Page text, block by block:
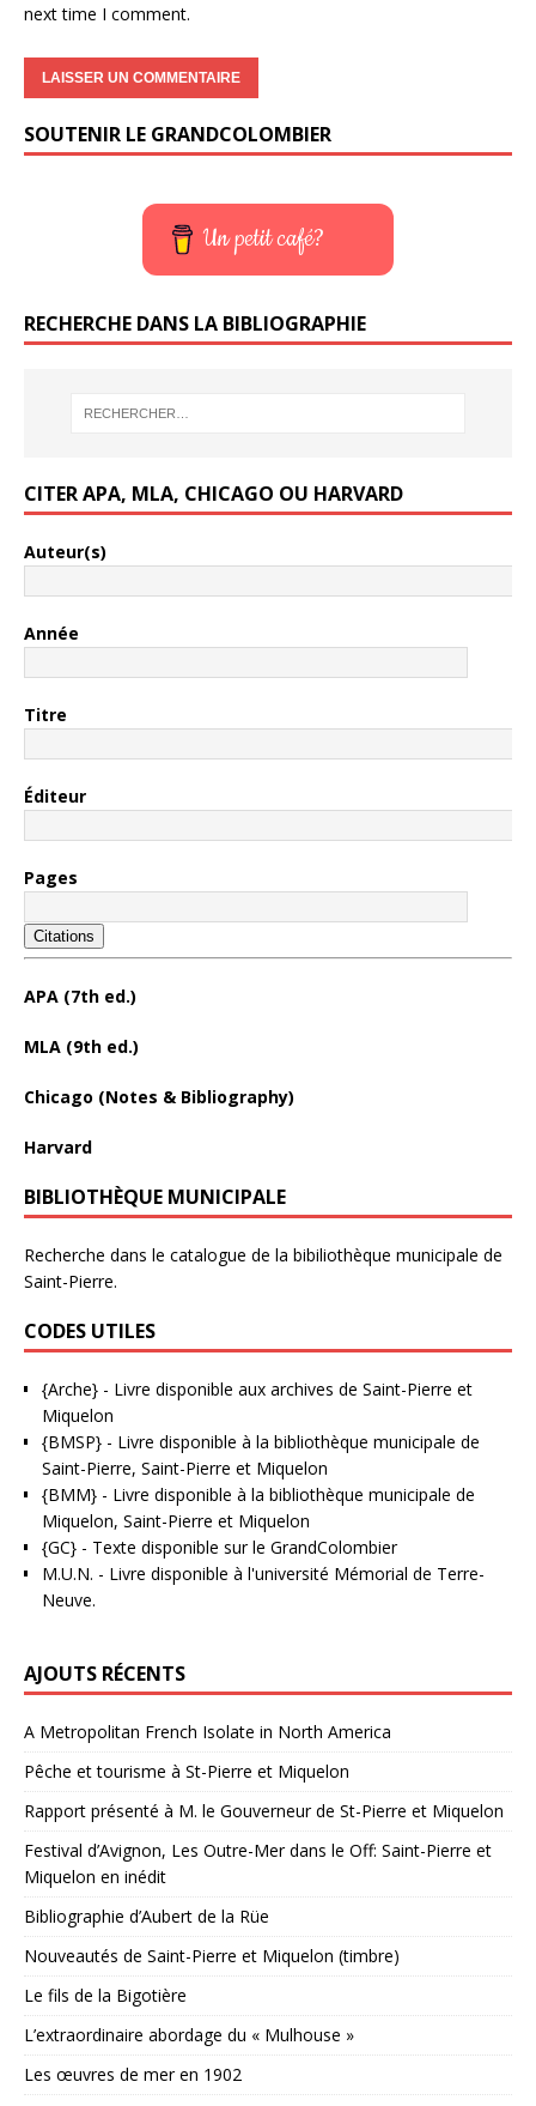
next time I comment.
SOUTENIR LE GRANDCOLOMBIER
Un petit café?
RECHERCHE DANS LA BIBLIOGRAPHIE
CITER APA, MLA, CHICAGO OU HARVARD
Auteur(s)
Année
Titre
Éditeur
Pages
Citations
APA (7th ed.)
MLA (9th ed.)
Chicago (Notes & Bibliography)
Harvard
BIBLIOTHÈQUE MUNICIPALE
Recherche dans le catalogue de la bibiliothèque municipale de
Saint-Pierre.
CODES UTILES
{Arche} - Livre disponible aux archives de Saint-Pierre et
Miquelon
{BMSP} - Livre disponible à la bibliothèque municipale de
Saint-Pierre, Saint-Pierre et Miquelon
{BMM} - Livre disponible à la bibliothèque municipale de
Miquelon, Saint-Pierre et Miquelon
{GC} - Texte disponible sur le GrandColombier
M.U.N. - Livre disponible à l'université Mémorial de Terre-
Neuve.
AJOUTS RÉCENTS
A Metropolitan French Isolate in North America
Pêche et tourisme à St-Pierre et Miquelon
Rapport présenté à M. le Gouverneur de St-Pierre et Miquelon
Festival d’Avignon, Les Outre-Mer dans le Off: Saint-Pierre et
Miquelon en inédit
Bibliographie d’Aubert de la Rüe
Nouveautés de Saint-Pierre et Miquelon (timbre)
Le fils de la Bigotière
L’extraordinaire abordage du « Mulhouse »
Les œuvres de mer en 1902